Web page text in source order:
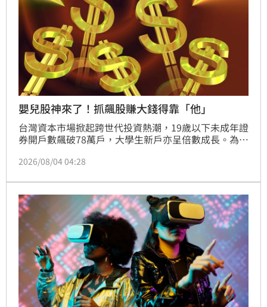
嬰兒股神來了！抓飆股賺大錢得靠「他」
台灣資本市場掀起跨世代投資熱潮，19歲以下未成年證
券開戶數飆破78萬戶，大學生新戶亦呈倍數成長。為搶
玉山證券優化App視覺化美股指標，凱基證券則以母子
升級軟硬體，集保結算所更對接美國DTCC推動24小時
結算，透過機器讀取結構化數據取代傳統PDF，大幅降
低跨國投資風險，為國人海外淘金築起堅實防線，展現
台灣金融數位轉型之決心。
2026/08/04 04:28